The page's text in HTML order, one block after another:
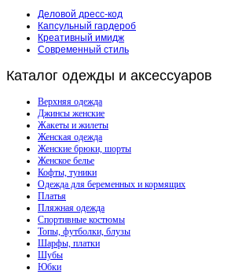
Деловой дресс-код
Капсульный гардероб
Креативный имидж
Современный стиль
Каталог одежды и аксессуаров
Верхняя одежда
Джинсы женские
Жакеты и жилеты
Женская одежда
Женские брюки, шорты
Женское белье
Кофты, туники
Одежда для беременных и кормящих
Платья
Пляжная одежда
Спортивные костюмы
Топы, футболки, блузы
Шарфы, платки
Шубы
Юбки